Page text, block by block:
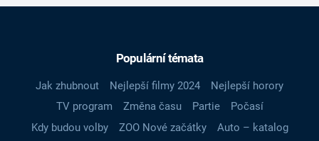
Populární témata
Jak zhubnout Nejlepší filmy 2024
Nejlepší horory
TV program
Změna času Partie
Počasí
Kdy budou volby
ZOO Nové začátky
Auto – katalog